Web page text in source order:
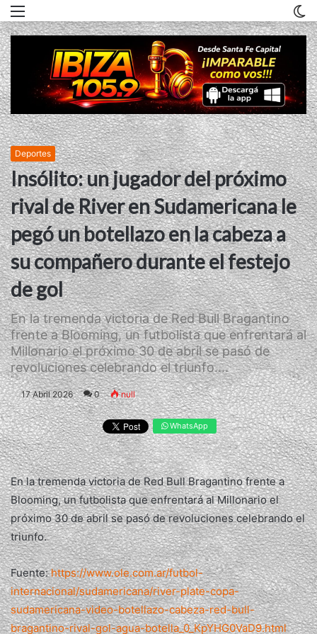
Deportes
Insólito: un jugador del próximo
rival de River en Sudamericana le
pegó un botellazo en la cabeza a
su compañero durante el festejo
de gol
En la tremenda victoria de Red Bull Bragantino
frente a Blooming, un futbolista que enfrentará al
Millonario el próximo 30 de abril se pasó de
revoluciones celebrando el triunfo....
17 Abril 2026 0 null
WhatsApp
En la tremenda victoria de Red Bull Bragantino frente a
Blooming, un futbolista que enfrentará al Millonario el
próximo 30 de abril se pasó de revoluciones celebrando el
triunfo.
Fuente:https://www.ole.com.ar/futbol-
internacional/sudamericana/river-plate-copa-
sudamericana-video-botellazo-cabeza-red-bull-
bragantino-rival-gol-agua-botella_0_KpYHG0VaD9.html